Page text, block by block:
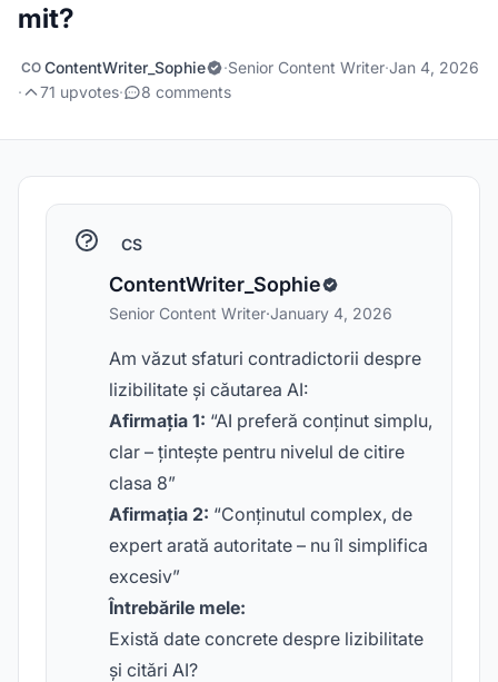
mit?
CO ContentWriter_Sophie ·Senior Content Writer·Jan 4, 2026
·
71 upvotes· 8 comments
CS
ContentWriter_Sophie
Senior Content Writer·January 4, 2026
Am văzut sfaturi contradictorii despre
lizibilitate și căutarea AI:
Afirmația 1: “AI preferă conținut simplu,
clar – țintește pentru nivelul de citire
clasa 8”
Afirmația 2: “Conținutul complex, de
expert arată autoritate – nu îl simplifica
excesiv”
Întrebările mele:
Există date concrete despre lizibilitate
și citări AI?